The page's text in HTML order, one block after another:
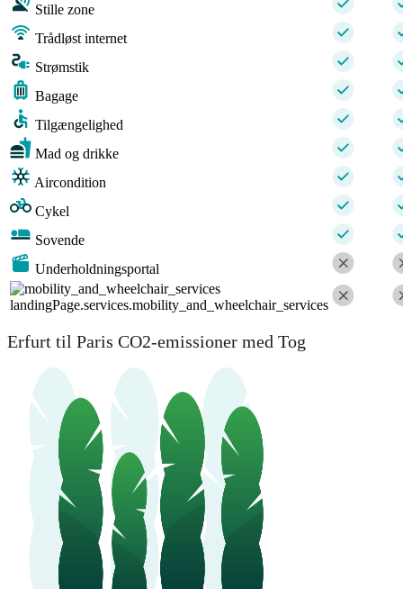
Stille zone
Trådløst internet
Strømstik
Bagage
Tilgængelighed
Mad og drikke
Aircondition
Cykel
Sovende
Underholdningsportal
landingPage.services.mobility_and_wheelchair_services
Erfurt til Paris CO2-emissioner med Tog